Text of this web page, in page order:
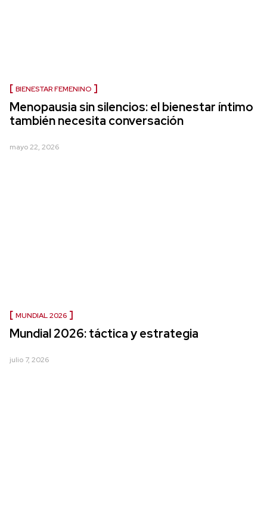
BIENESTAR FEMENINO
Menopausia sin silencios: el bienestar íntimo
también necesita conversación
mayo 22, 2026
MUNDIAL 2026
Mundial 2026: táctica y estrategia
julio 7, 2026